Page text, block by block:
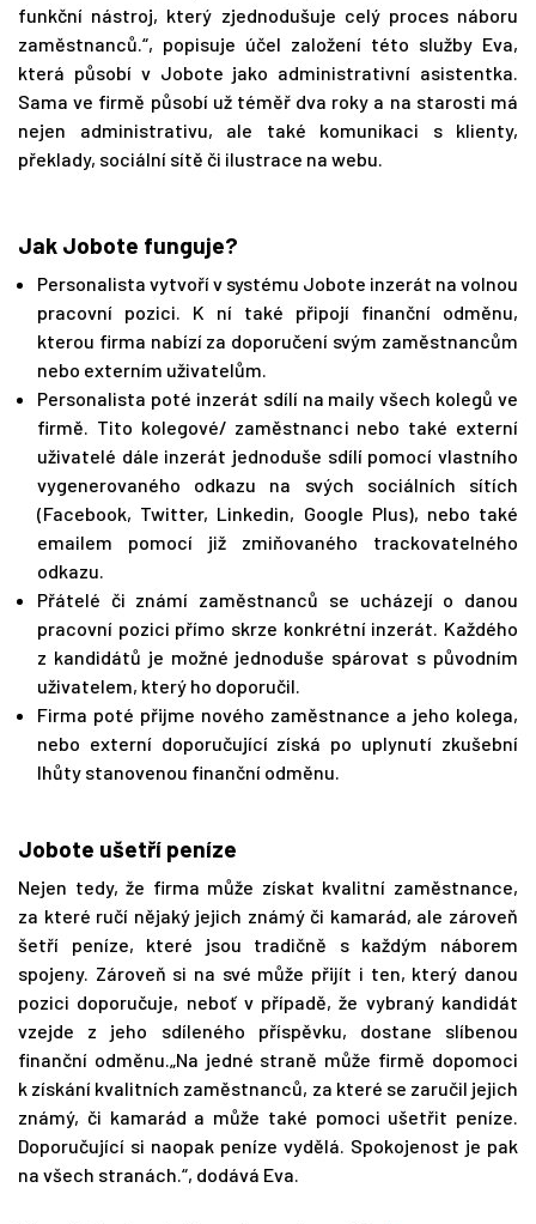
funkční nástroj, který zjednodušuje celý proces náboru
zaměstnanců.“, popisuje účel založení této služby Eva,
která působí v Jobote jako administrativní asistentka.
Sama ve firmě působí už téměř dva roky a na starosti má
nejen administrativu, ale také komunikaci s klienty,
překlady, sociální sítě či ilustrace na webu.
Jak Jobote funguje?
Personalista vytvoří v systému Jobote inzerát na volnou
pracovní pozici. K ní také připojí finanční odměnu,
kterou firma nabízí za doporučení svým zaměstnancům
nebo externím uživatelům.
Personalista poté inzerát sdílí na maily všech kolegů ve
firmě. Tito kolegové/ zaměstnanci nebo také externí
uživatelé dále inzerát jednoduše sdílí pomocí vlastního
vygenerovaného odkazu na svých sociálních sítích
(Facebook, Twitter, Linkedin, Google Plus), nebo také
emailem pomocí již zmiňovaného trackovatelného
odkazu.
Přátelé či známí zaměstnanců se ucházejí o danou
pracovní pozici přímo skrze konkrétní inzerát. Každého
z kandidátů je možné jednoduše spárovat s původním
uživatelem, který ho doporučil.
Firma poté přijme nového zaměstnance a jeho kolega,
nebo externí doporučující získá po uplynutí zkušební
lhůty stanovenou finanční odměnu.
Jobote ušetří peníze
Nejen tedy, že firma může získat kvalitní zaměstnance,
za které ručí nějaký jejich známý či kamarád, ale zároveň
šetří peníze, které jsou tradičně s každým náborem
spojeny. Zároveň si na své může přijít i ten, který danou
pozici doporučuje, neboť v případě, že vybraný kandidát
vzejde z jeho sdíleného příspěvku, dostane slíbenou
finanční odměnu.„Na jedné straně může firmě dopomoci
k získání kvalitních zaměstnanců, za které se zaručil jejich
známý, či kamarád a může také pomoci ušetřit peníze.
Doporučující si naopak peníze vydělá. Spokojenost je pak
na všech stranách.“, dodává Eva.